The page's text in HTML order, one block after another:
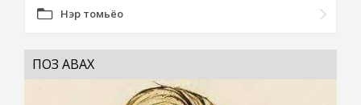
Нэр томьёо
ПОЗ АВАХ